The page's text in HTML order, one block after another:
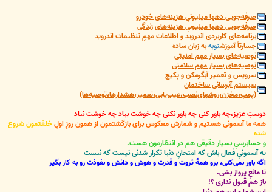
صرفه‌جویی دهها میلیونیِ هزینه‌های خودرو
صرفه‌جویی دهها میلیونیِ هزینه‌های زندگی
برنامه‌های کاربردی اندروید و اطلاعات مهمِ تنظیمات اندروید
جسارتاً آموزشتوبهبه زبان ساده
توصیه‌های بسیار مهم امنیتی
توصیه‌های بسیار مهم سلامتی
سرویس و تعمیر آبگرمکن و پکیج
سیستم آبرسانی ساختمان
(پمپ،مخزن،روشهای‌نصب،عیب‌یابی،تعمیر،هشدارها،توصیه‌ها)
دوستِ عزیز،چه باور کنی چه باور نکنی چه خوشت بیاد چه خوشت نیاد
همه ما آسمونی هستیم و شمارش معکوس برای بازگشتمون از همون روزِ اولِخلقتمون شروع
شده
و حسابرسیِ بسیار دقیقی هم در انتظارمون هست.
یه آسمونیِ فعال باش که امتحانِ دنیا تکرار شدنی نیست که نیست
اگه باور نمی‌کنی، برو همۀ ثروت و قدرت و هوش و دانش و نفوذت رو به کار بگیر
تا مانعِ پرواز بشی.
باز هم قبول نداری ؟!